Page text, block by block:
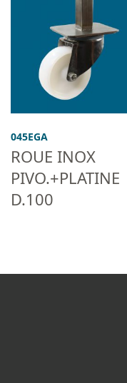
045EGA
ROUE INOX
PIVO.+PLATINE
D.100